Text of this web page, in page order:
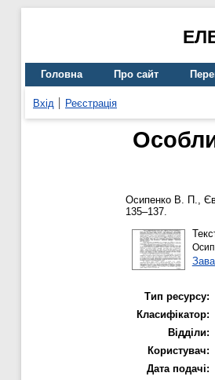
Головна Про сайт
Вхід Реєстрація
Осипенко В. П.,
135–137.
Тип ресурсу:
Класифікатор:
Відділи:
Користувач:
Дата подачі: